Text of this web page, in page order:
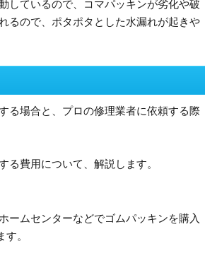
しているので、コマパッキンが劣化や破
るので、ポタポタとした水漏れが起きや
る場合と、プロの修理業者に依頼する際
る費用について、解説します。
ームセンターなどでゴムパッキンを購入
。